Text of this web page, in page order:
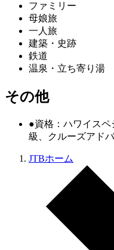
ファミリー
母娘旅
一人旅
建築・史跡
鉄道
温泉・立ち寄り湯
その他
●資格：ハワイス
級、クルーズアド
JTBホーム